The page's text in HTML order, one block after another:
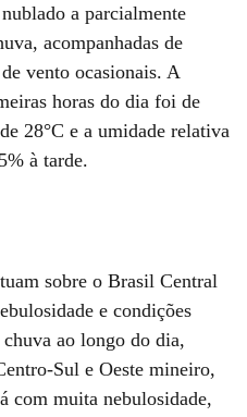
a parcialmente
acompanhadas de
vento ocasionais. A
horas do dia foi de
28°C e a umidade relativa
à tarde.
sobre o Brasil Central
e condições
ao longo do dia,
Sul e Oeste mineiro,
com muita nebulosidade,